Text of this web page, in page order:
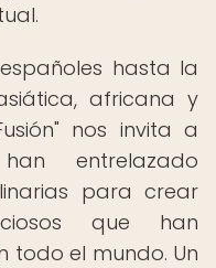
hasta la
africana y
nos invita a
entrelazado
para crear
que han
todo el mundo. Un